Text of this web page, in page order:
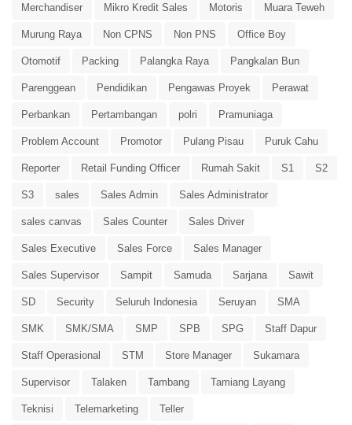
Merchandiser Mikro Kredit Sales Motoris Muara Teweh
Murung Raya Non CPNS Non PNS Office Boy
Otomotif Packing Palangka Raya Pangkalan Bun
Parenggean Pendidikan Pengawas Proyek Perawat
Perbankan Pertambangan polri Pramuniaga
Problem Account Promotor Pulang Pisau Puruk Cahu
Reporter Retail Funding Officer Rumah Sakit S1 S2
S3 sales Sales Admin Sales Administrator
sales canvas Sales Counter Sales Driver
Sales Executive Sales Force Sales Manager
Sales Supervisor Sampit Samuda Sarjana Sawit
SD Security Seluruh Indonesia Seruyan SMA
SMK SMK/SMA SMP SPB SPG Staff Dapur
Staff Operasional STM Store Manager Sukamara
Supervisor Talaken Tambang Tamiang Layang
Teknisi Telemarketing Teller